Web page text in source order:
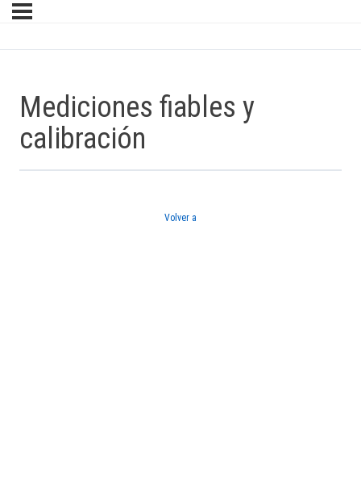
Mediciones fiables y
calibración
Volver a